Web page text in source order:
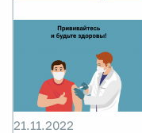
21.11.2022